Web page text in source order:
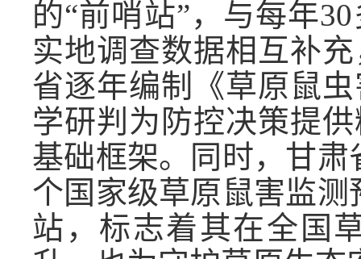
的“前哨站”，与每年
实地调查数据相互补
省逐年编制《草原鼠
学研判为防控决策提
基础框架。同时，甘
个国家级草原鼠害监
站，标志着其在全国